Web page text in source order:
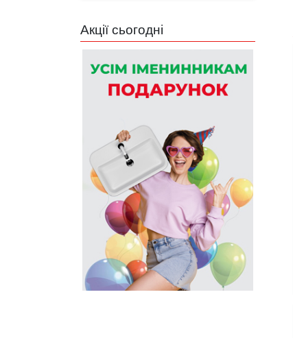
Акції сьогодні